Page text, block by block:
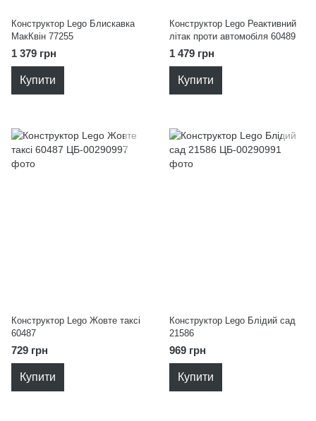
Конструктор Lego Блискавка
МакКвін 77255
1 379 грн
Купити
Конструктор Lego Реактивний
літак проти автомобіля 60489
1 479 грн
Купити
Конструктор Lego Жовте таксі
60487
729 грн
Купити
Конструктор Lego Блідий сад
21586
969 грн
Купити